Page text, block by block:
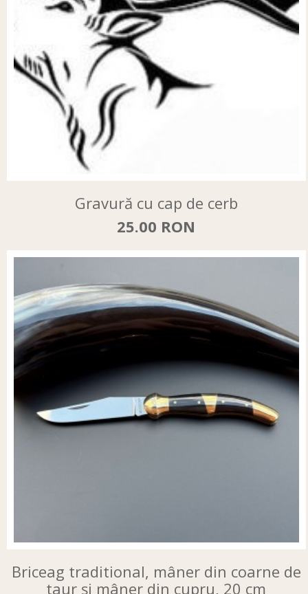
Gravură cu cap de cerb
25.00 RON
Briceag traditional, mâner din coarne de
taur și mâner din cupru, 20 cm